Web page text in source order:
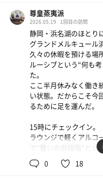
余計なものが削ぎ落と
中できる。
その感覚を携えたまま
れる“整い”をなんとか
く。
整い椅子も、頭までし
い。どこか中途半端な
く。それでも、不思議
完璧ではないが、成立
一通りを終え、浴場
界に入った。
サウナハット。
手に持っているだけ
それだけで十分だった
がいるという事実。
​尊皇蒸夷派
2026.05.19 1回目の訪問
静岡・浜名湖のほとり
グランドメルキュール
久々の休暇を預ける場
ルーシブという“何も
た。
ここ半月休みなく働き
い状態。だからこそ今
るために足を運んだ。
15時にチェックイン。
ラウンジで軽くアルコ
で“整いの前段階”とし
ように調整してから、
0 18